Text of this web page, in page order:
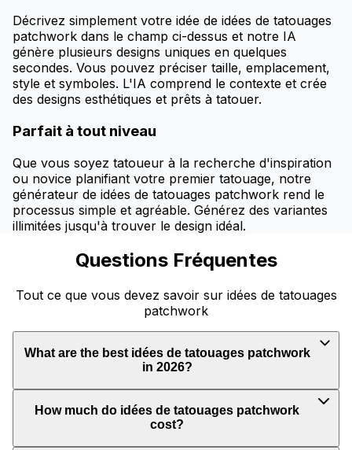
Décrivez simplement votre idée de idées de tatouages
patchwork dans le champ ci-dessus et notre IA
génère plusieurs designs uniques en quelques
secondes. Vous pouvez préciser taille, emplacement,
style et symboles. L'IA comprend le contexte et crée
des designs esthétiques et prêts à tatouer.
Parfait à tout niveau
Que vous soyez tatoueur à la recherche d'inspiration
ou novice planifiant votre premier tatouage, notre
générateur de idées de tatouages patchwork rend le
processus simple et agréable. Générez des variantes
illimitées jusqu'à trouver le design idéal.
Questions Fréquentes
Tout ce que vous devez savoir sur idées de tatouages
patchwork
What are the best idées de tatouages patchwork
in 2026?
How much do idées de tatouages patchwork
cost?